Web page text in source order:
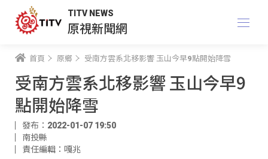
TITV NEWS
原視新聞網
首頁 原鄉 受南方雲系北移影響 玉山今早9點開始降雪
受南方雲系北移影響 玉山今早9
點開始降雪
發布：2022-01-07 19:50
南投縣
責任編輯：嘎兆